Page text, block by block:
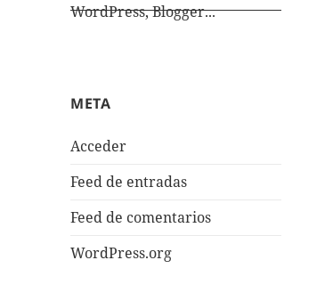
META
Acceder
Feed de entradas
Feed de comentarios
WordPress.org